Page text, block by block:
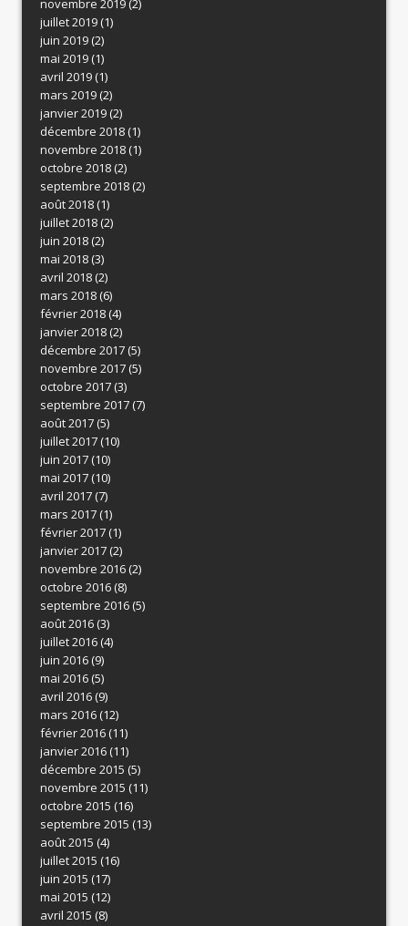
novembre 2019(2)
juillet 2019(1)
juin 2019(2)
mai 2019(1)
avril 2019(1)
mars 2019(2)
janvier 2019(2)
décembre 2018(1)
novembre 2018(1)
octobre 2018(2)
septembre 2018(2)
août 2018(1)
juillet 2018(2)
juin 2018(2)
mai 2018(3)
avril 2018(2)
mars 2018(6)
février 2018(4)
janvier 2018(2)
décembre 2017(5)
novembre 2017(5)
octobre 2017(3)
septembre 2017(7)
août 2017(5)
juillet 2017(10)
juin 2017(10)
mai 2017(10)
avril 2017(7)
mars 2017(1)
février 2017(1)
janvier 2017(2)
novembre 2016(2)
octobre 2016(8)
septembre 2016(5)
août 2016(3)
juillet 2016(4)
juin 2016(9)
mai 2016(5)
avril 2016(9)
mars 2016(12)
février 2016(11)
janvier 2016(11)
décembre 2015 (5)
novembre 2015 (11)
octobre 2015 (16)
septembre 2015 (13)
août 2015 (4)
juillet 2015 (16)
juin 2015 (17)
mai 2015 (12)
avril 2015 (8)